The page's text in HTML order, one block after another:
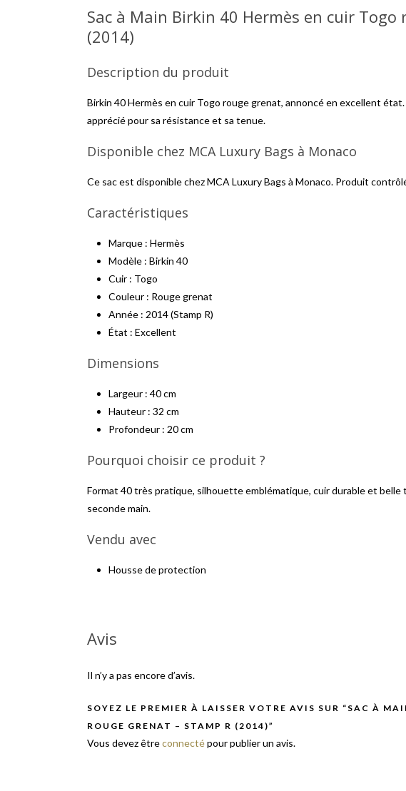
Sac à Main Birkin 40 Hermès en cuir Togo
(2014)
Description du produit
Birkin 40 Hermès en cuir Togo rouge grenat, annoncé en excellent
apprécié pour sa résistance et sa tenue.
Disponible chez MCA Luxury Bags à Monaco
Ce sac est disponible chez MCA Luxury Bags à Monaco. Produit
Caractéristiques
Marque : Hermès
Modèle : Birkin 40
Cuir : Togo
Couleur : Rouge grenat
Année : 2014 (Stamp R)
État : Excellent
Dimensions
Largeur : 40 cm
Hauteur : 32 cm
Profondeur : 20 cm
Pourquoi choisir ce produit ?
Format 40 très pratique, silhouette emblématique, cuir durable et belle
seconde main.
Vendu avec
Housse de protection
Avis
Il n’y a pas encore d’avis.
SOYEZ LE PREMIER À LAISSER VOTRE AVIS SUR “SAC À
ROUGE GRENAT – STAMP R (2014)”
Vous devez êtreconnectépour publier un avis.